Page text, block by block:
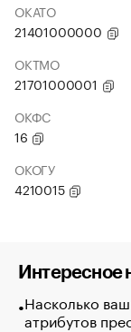
ОКАТО
21401000000
ОКТМО
21701000001
ОКФС
16
ОКОГУ
4210015
Интересное
Насколько
атрибутов